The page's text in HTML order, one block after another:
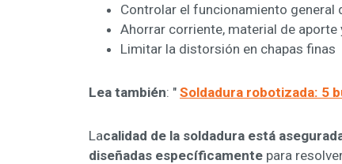
Controlar el funcionamiento general
Ahorrar corriente, material de aporte
Limitar la distorsión en chapas finas
Lea también: " Soldadura robotizada: 5
Lacalidad de la soldadura está
diseñadas específicamente para